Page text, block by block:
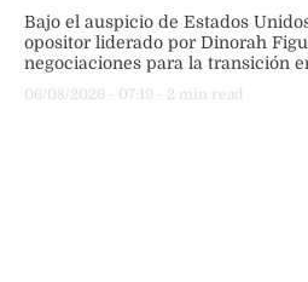
Bajo el auspicio de Estados
opositor liderado por Dinorah
negociaciones para la transición
que excluye a María Corina
sistema electoral antes de
06/08/2026 - 07:19 - 2 min read